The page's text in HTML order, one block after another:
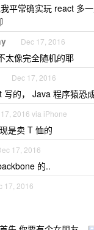
平常确实玩 react 多
Dec 17, 2016
太像完全随机的耶
Dec 17, 2016
写的， Java 程序猿恐
2016 via iPhone
是卖 T 恤的
17, 2016
的..
17, 2016